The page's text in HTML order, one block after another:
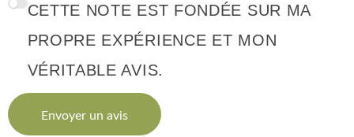
CETTE NOTE EST FONDÉE SUR MA
PROPRE EXPÉRIENCE ET MON
VÉRITABLE AVIS.
Envoyer un avis